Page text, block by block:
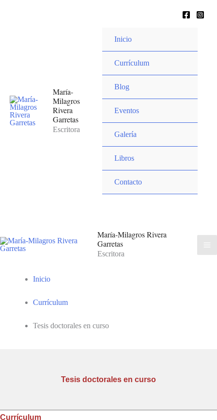
María-
Milagros
Rivera
Garretas
Escritora
Inicio
Currículum
Blog
Eventos
Galería
Libros
Contacto
María-Milagros Rivera
Garretas
Escritora
Inicio
Currículum
Tesis doctorales en curso
Tesis doctorales en curso
Currículum